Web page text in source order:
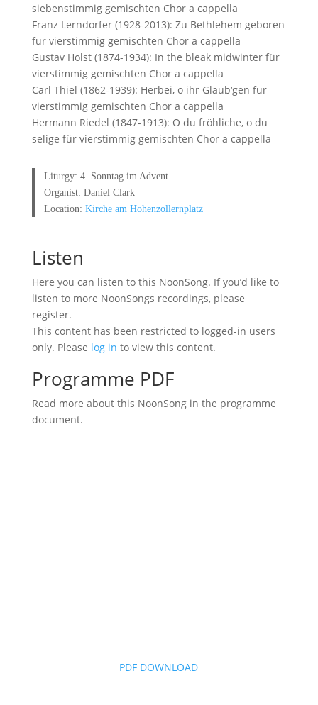
siebenstimmig gemischten Chor a cappella
Franz Lerndorfer (1928-2013): Zu Bethlehem geboren
für vierstimmig gemischten Chor a cappella
Gustav Holst (1874-1934): In the bleak midwinter für
vierstimmig gemischten Chor a cappella
Carl Thiel (1862-1939): Herbei, o ihr Gläub‘gen für
vierstimmig gemischten Chor a cappella
Hermann Riedel (1847-1913): O du fröhliche, o du
selige für vierstimmig gemischten Chor a cappella
Liturgy: 4. Sonntag im Advent
Organist: Daniel Clark
Location:Kirche am Hohenzollernplatz
Listen
Here you can listen to this NoonSong. If you’d like to
listen to more NoonSongs recordings, please
register.
This content has been restricted to logged-in users
only. Please log in to view this content.
Programme PDF
Read more about this NoonSong in the programme
document.
PDF DOWNLOAD